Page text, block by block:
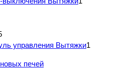
управления Вытяжки1
печей